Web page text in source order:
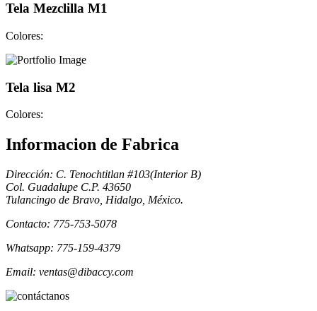
Tela Mezclilla M1
Colores:
Tela lisa M2
Colores:
Informacion de Fabrica
Dirección: C. Tenochtitlan #103(Interior B)
Col. Guadalupe C.P. 43650
Tulancingo de Bravo, Hidalgo, México.
Contacto: 775-753-5078
Whatsapp: 775-159-4379
Email: ventas@dibaccy.com